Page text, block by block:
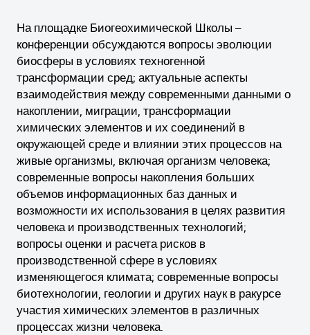
На площадке Биогеохимической Школы –
конференции обсуждаются вопросы эволюции
биосферы в условиях техногенной
трансформации сред; актуальные аспекты
взаимодействия между современными данными о
накоплении, миграции, трансформации
химических элементов и их соединений в
окружающей среде и влиянии этих процессов на
живые организмы, включая организм человека;
современные вопросы накопления больших
объемов информационных баз данных и
возможности их использования в целях развития
человека и производственных технологий;
вопросы оценки и расчета рисков в
производственной сфере в условиях
изменяющегося климата; современные вопросы
биотехнологии, геологии и других наук в ракурсе
участия химических элементов в различных
процессах жизни человека.